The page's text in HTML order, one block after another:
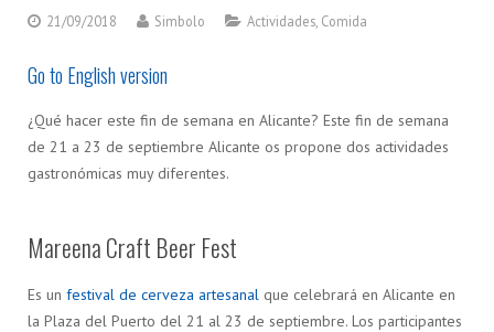
21/09/2018 Simbolo Actividades Comida
Go to English version
¿Qué hacer este fin de semana en Alicante? Este fin de semana
de 21 a 23 de septiembre Alicante os propone dos actividades
gastronómicas muy diferentes.
Mareena Craft Beer Fest
Es un festival de cerveza artesanal que celebrará en Alicante en
la Plaza del Puerto del 21 al 23 de septiembre. Los participantes